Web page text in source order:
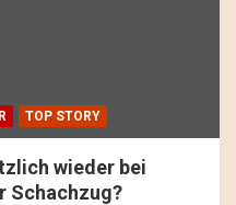
TOP STORY
wieder bei
Schachzug?